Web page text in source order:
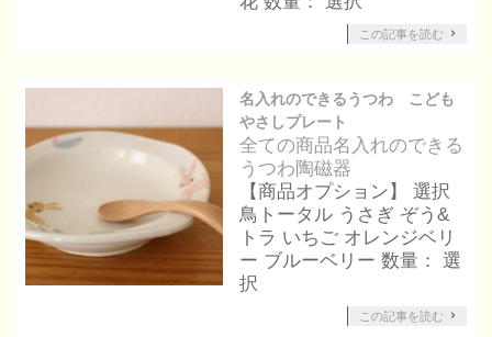
この記事を読む
名入れのできるうつわ こども
やさしプレート
全ての商品名入れのできる
うつわ陶磁器
【商品オプション】 選択
鳥トータル うさぎ ぞう&
トラ いちご オレンジベリ
ー ブルーベリー 数量： 選
択
この記事を読む